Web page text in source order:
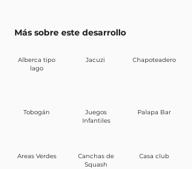
Más sobre este desarrollo
Alberca tipo
lago
Jacuzi Chapoteadero
Tobogán
Juegos
Infantiles
Palapa Bar
Areas Verdes
Canchas de
Squash
Casa club